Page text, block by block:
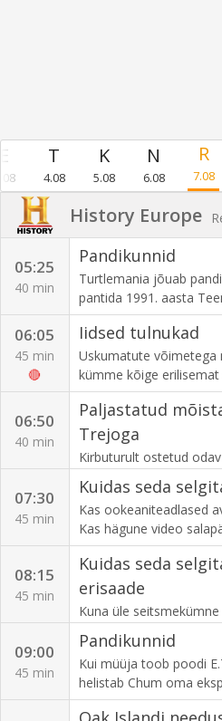
4.08 5.08 6.08 7.08
History Europe
05:25
40 min
Pandikunnid
Turtlemania jõuab
pantida 1991. aasta
tegelaskuju ja
hinnasoovi peale
"kilbiks"?
06:05
45 min
🔴
Iidsed tulnukad
Uskumatute võimetega
kümme kõige
06:50
40 min
Paljastatud
Trejoga
Kirbuturult ostetud
tavalisel Ameerika
ihaldatud
ootamatust kohast
07:30
45 min
Kuidas seda
Kas ookeaniteadlased
Kas hägune video
parim filmimaterjal
perekond puutus oma
kolmemeetriste
08:15
45 min
Kuidas seda
erisaade
Kuna üle
kaetud veega, siis ehk
asemel hoopis vee alla
09:00
45 min
Pandikunnid
Kui müüja toob poodi
helistab Chum oma
suudab sõlmida